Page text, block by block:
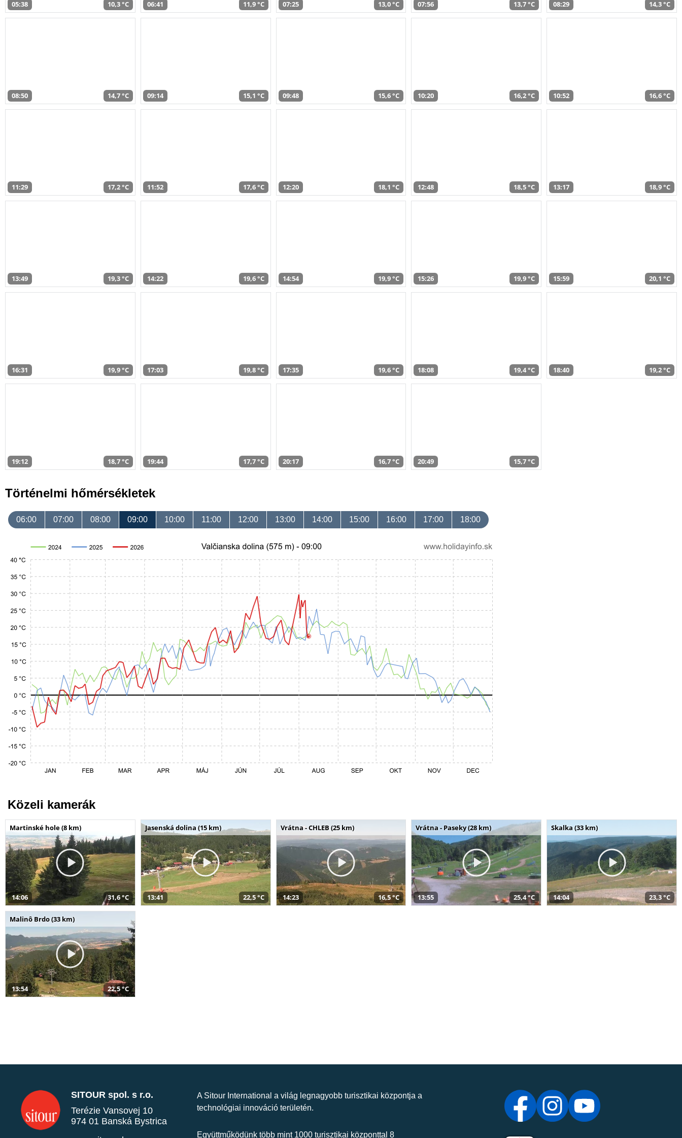
05:38 10,3 °C 06:41 11,9 °C 07:25 13,0 °C 07:56 13,7 °C 08:29 14,3 °C
08:50 14,7 °C 09:14 15,1 °C 09:48 15,6 °C 10:20 16,2 °C 10:52 16,6 °C
11:29 17,2 °C 11:52 17,6 °C 12:20 18,1 °C 12:48 18,5 °C 13:17 18,9 °C
13:49 19,3 °C 14:22 19,6 °C 14:54 19,9 °C 15:26 19,9 °C 15:59 20,1 °C
16:31 19,9 °C 17:03 19,8 °C 17:35 19,6 °C 18:08 19,4 °C 18:40 19,2 °C
19:12 18,7 °C 19:44 17,7 °C 20:17 16,7 °C 20:49 15,7 °C
Történelmi hőmérsékletek
06:00 07:00 08:00 09:00 10:00 11:00 12:00 13:00 14:00 15:00 16:00 17:00 18:00
Közeli kamerák
Martinské hole (8 km)
14:06 31,6 °C
Jasenská dolina (15 km)
13:41 22,5 °C
Vrátna - CHLEB (25 km)
14:23 16,5 °C
Vrátna - Paseky (28 km)
13:55 25,4 °C
Skalka (33 km)
14:04 23,3 °C
Malinô Brdo (33 km)
13:54 22,5 °C
SITOUR spol. s r.o.
Terézie Vansovej 10
974 01 Banská Bystrica
A Sitour International a világ legnagyobb turisztikai központja a
technológiai innováció területén.
Együttműködünk több mint 1000 turisztikai központtal 8